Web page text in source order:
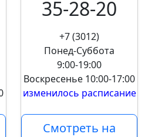
35-28-20
+7 (3012)
Понед-Суббота
9:00-19:00
Воскресенье 10:00-17:00
изменилось расписание
Смотреть на